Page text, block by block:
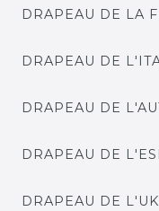
DRAPEAU DE LA
DRAPEAU DE
DRAPEAU DE
DRAPEAU DE
DRAPEAU DE